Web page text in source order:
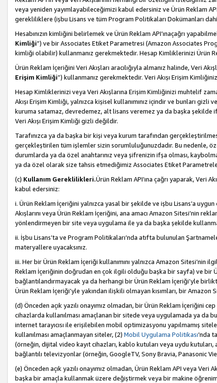
veya yeniden yayımlayabileceğimizi kabul edersiniz ve Ürün Reklam
gerekliliklere (işbu Lisans ve tüm Program Politikaları Dokümanları
Hesabınızın kimliğini belirlemek ve Ürün Reklam API’ınaçağrı
Kimliği”) ve bir Associates Etiket Parametresi (Amazon Associates
kimliği olabilir) kullanmanız gerekmektedir. Hesap Kimliklerinizi Ürün
Ürün Reklam İçeriğini Veri Akışları aracılığıyla almanız halinde, Veri
Erişim Kimliği”) kullanmanız gerekmektedir. Veri Akışı Erişim
Hesap Kimliklerinizi veya Veri Akışlarına Erişim Kimliğinizi muhtelif
Akışı Erişim Kimliği, yalnızca kişisel kullanımınız içindir ve bunları
kuruma satamaz, devredemez, alt lisans veremez ya da başka şekilde
Veri Akışı Erişim Kimliği gizli değildir.
Tarafınızca ya da başka bir kişi veya kurum tarafından
gerçekleştirilen tüm işlemler sizin sorumluluğunuzdadır. Bu nedenle,
durumlarda ya da özel anahtarınız veya şifrenizin ifşa olması,
ya da özel olarak size tahsis etmediğimiz Associates Etiket
(c) Kullanım Gereklilikleri.Ürün Reklam API’ına çağrı yaparak, Veri
kabul edersiniz:
i. Ürün Reklam İçeriğini yalnızca yasal bir şekilde ve işbu Lisans’a uygun
Akışlarını veya Ürün Reklam İçeriğini, ana amacı Amazon Sitesi’nin
yönlendirmeyen bir site veya uygulama ile ya da başka şekilde
ii. İşbu Lisans’ta ve Program Politikaları’nda atıfta bulunulan
materyallere uyacaksınız.
iii. Her bir Ürün Reklam İçeriği kullanımını yalnızca Amazon
Reklam İçeriğinin doğrudan en çok ilgili olduğu başka bir sayfa) ve bir
bağlantılandırmayacak ya da herhangi bir Ürün Reklam İçeriği’yle
Ürün Reklam İçeriği’yle yakından ilişkili olmayan kısımları, bir Amazon
(d) Önceden açık yazılı onayımız olmadan, bir Ürün Reklam İçeriğini
cihazlarda kullanılması amaçlanan bir sitede veya uygulamada ya da
internet tarayıcısı ile erişilebilen mobil optimizasyonu yapılmamış
kullanılması amaçlanmayan siteler, (2) Mobil Uygulama Politikası’nda
(örneğin, dijital video kayıt cihazları, kablo kutuları veya uydu kutuları,
bağlantılı televizyonlar (örneğin, GoogleTV, Sony Bravia, Panasonic
(e) Önceden açık yazılı onayımız olmadan, Ürün Reklam API veya
başka bir amaçla kullanmak üzere değiştirmek veya bir makine